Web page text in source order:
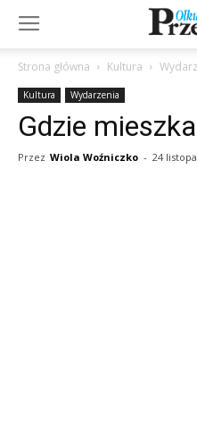
Strona główna Kultura
Kultura Wydarzenia
Gdzie
Przez Wiola Woźniczko - 24